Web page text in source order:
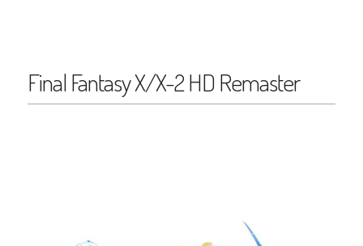
Final Fantasy X/X-2 HD Remaster